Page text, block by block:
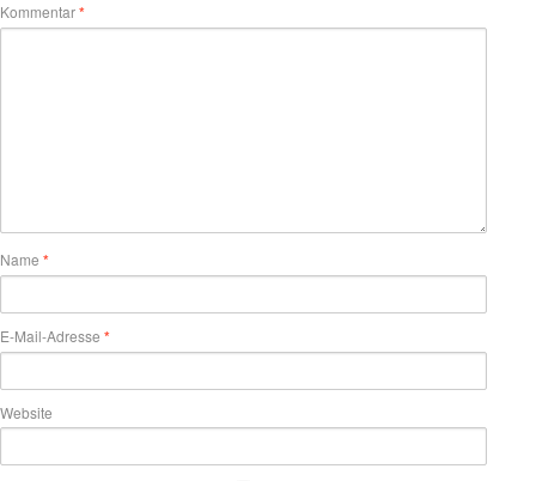
Kommentar*
Name *
E-Mail-Adresse *
Website